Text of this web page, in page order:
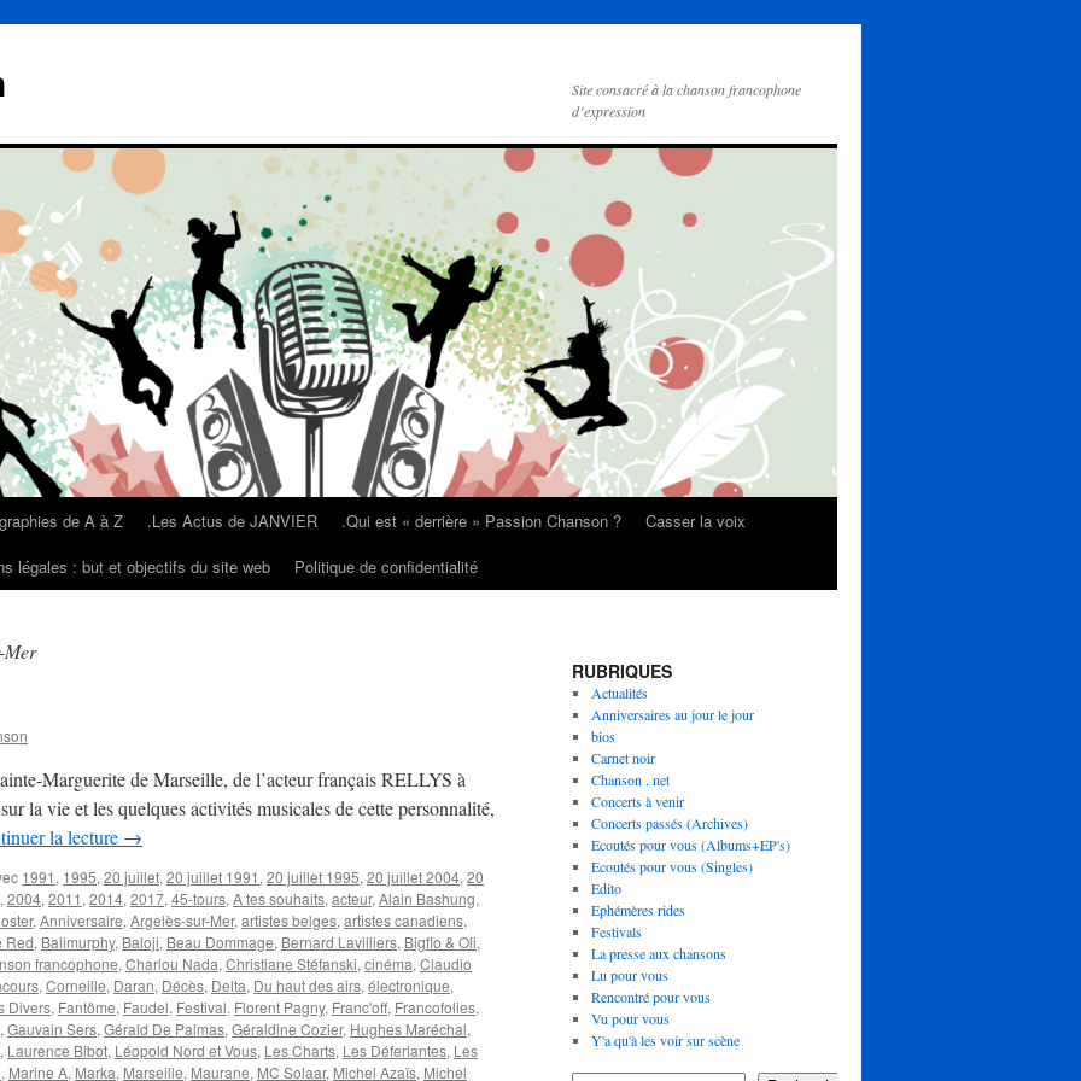
Site consacré à la chanson francophone
d’expression
de A à Z .Les Actus de JANVIER .Qui est « derrière » Passion Chanson ?
Casser la voix
légales : but et objectifs du site web Politique de confidentialité
Mer
Marguerite de Marseille, de l’acteur français RELLYS à
la vie et les quelques activités musicales de cette personnalité,
la lecture →
1991 , 1995, 20 juillet, 20 juillet 1991 , 20 juillet 1995, 20 juillet 2004, 20
, 2004, 2011 , 2014, 2017, 45-tours, A tes souhaits, acteur, Alain Bashung,
, Anniversaire, Argelès-sur-Mer, artistes belges, artistes canadiens,
Red, Balimurphy, Baloji, Beau Dommage, Bernard Lavilliers, Bigflo & Oli,
francophone, Charlou Nada, Christiane Stéfanski, cinéma, Claudio
, Corneille, Daran, Décès, Delta, Du haut des airs, électronique,
Divers, Fantôme, Faudel, Festival, Florent Pagny, Franc'off, Francofolies,
, Gauvain Sers, Gérald De Palmas, Géraldine Cozier, Hughes Maréchal,
, Laurence Bibot, Léopold Nord et Vous, Les Charts, Les Déferlantes, Les
, Marine A, Marka, Marseille, Maurane, MC Solaar, Michel Azaïs, Michel
RUBRIQUES
Actualités
Anniversaires au jour le jour
bios
Carnet noir
Chanson . net
Concerts à venir
Concerts passés (Archives)
Ecoutés pour vous (Albums+EP's)
Ecoutés pour vous (Singles)
Edito
Ephémères rides
Festivals
La presse aux chansons
Lu pour vous
Rencontré pour vous
Vu pour vous
Y'a qu'à les voir sur scène